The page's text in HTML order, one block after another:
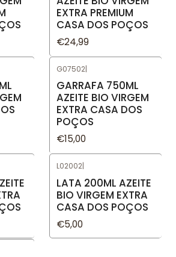
EXTRA PREMIUM
CASA DOS POÇOS
€24,99
G07502|
GARRAFA 750ML
AZEITE BIO VIRGEM
EXTRA CASA DOS
POÇOS
€15,00
L02002|
LATA 200ML AZEITE
BIO VIRGEM EXTRA
CASA DOS POÇOS
€5,00